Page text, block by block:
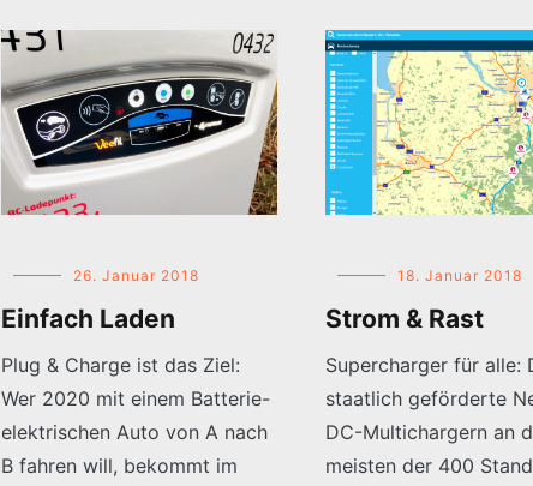
26. Januar 2018
Einfach Laden
Plug & Charge ist das Ziel:
Wer 2020 mit einem Batterie-
elektrischen Auto von A nach
B fahren will, bekommt im
18. Januar 2018
Strom & Rast
Supercharger für alle:
staatlich geförderte
DC-Multichargern an
meisten der 400